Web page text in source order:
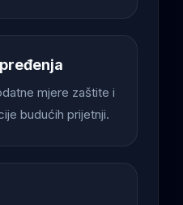
mjere zaštite i
budućih prijetnji.